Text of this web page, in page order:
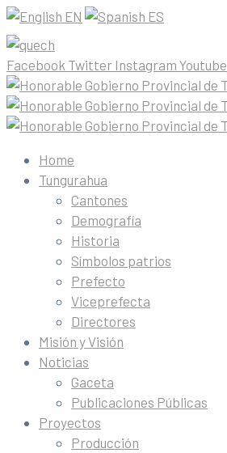
EN ES
Facebook Twitter Instagram Youtube
Home
Tungurahua
Cantones
Demografía
Historia
Símbolos patrios
Prefecto
Viceprefecta
Directores
Misión y Visión
Noticias
Gaceta
Publicaciones Públicas
Proyectos
Producción